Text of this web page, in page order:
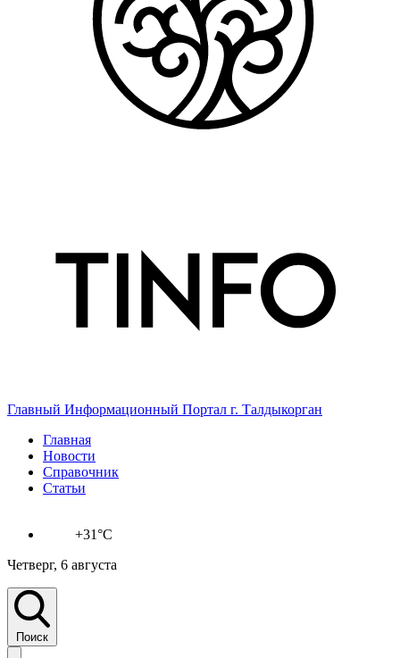
Главный Информационный Портал г. Талдыкорган
Главная
Новости
Справочник
Статьи
+31°C
Четверг, 6 августа
Поиск